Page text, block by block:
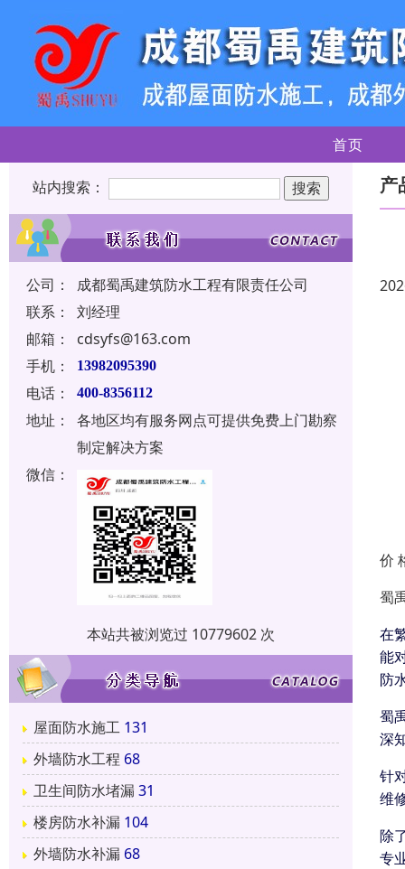
首页
站内搜索：
公司：
成都蜀禹建筑防水工程有限责任公司
联系：
刘经理
邮箱：
cdsyfs@163.com
手机：
13982095390
电话： 400-8356112
地址：
各地区均有服务网点可提供免费上门勘察
制定解决方案
微信：
本站共被浏览过 10779602 次
屋面防水施工 131
外墙防水工程 68
卫生间防水堵漏31
楼房防水补漏 104
外墙防水补漏 68
产
价
蜀
在
能
防
蜀
深
针
维
除
专